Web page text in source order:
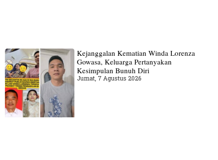
Kejanggalan Kematian Winda Lorenza
Gowasa, Keluarga Pertanyakan
Kesimpulan Bunuh Diri
Jumat, 7 Agustus 2026